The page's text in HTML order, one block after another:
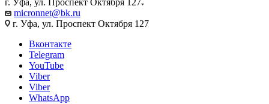
г. Уфа, ул. Проспект Октября 127
micronnet@bk.ru
г. Уфа, ул. Проспект Октября 127
Вконтакте
Telegram
YouTube
Viber
Viber
WhatsApp